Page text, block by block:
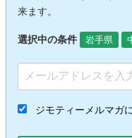
来ます。
選択中の条件 岩手県
ジモティーメルマガ